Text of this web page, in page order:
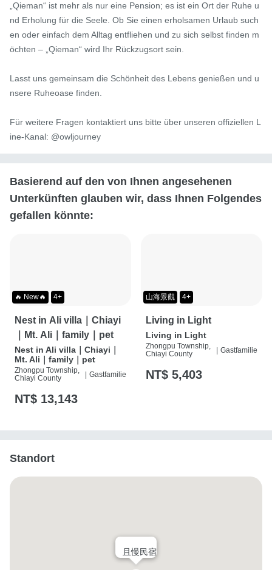
„Qieman“ ist mehr als nur eine Pension; es ist ein Ort der Ruhe u
nd Erholung für die Seele. Ob Sie einen erholsamen Urlaub such
en oder einfach dem Alltag entfliehen und zu sich selbst finden m
öchten – „Qieman“ wird Ihr Rückzugsort sein.
Lasst uns gemeinsam die Schönheit des Lebens genießen und u
nsere Ruheoase finden.
Für weitere Fragen kontaktiert uns bitte über unseren offiziellen L
ine-Kanal: @owljourney
Basierend auf den von Ihnen angesehenen
Unterkünften glauben wir, dass Ihnen Folgendes
gefallen könnte:
🔥 New🔥 4+
Nest in Ali villa｜Chiayi
｜Mt. Ali｜family｜pet
Nest in Ali villa｜Chiayi｜
Mt. Ali｜family｜pet
Zhongpu Township,
Chiayi County
| Gastfamilie
NT$ 13,143
山海景觀 4+
Living in Light
Living in Light
Zhongpu Township,
Chiayi County
| Gastfamilie
NT$ 5,403
Standort
且慢民宿